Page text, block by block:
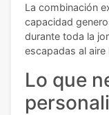
La combinación
capacidad
durante toda la
escapadas al aire
Lo que